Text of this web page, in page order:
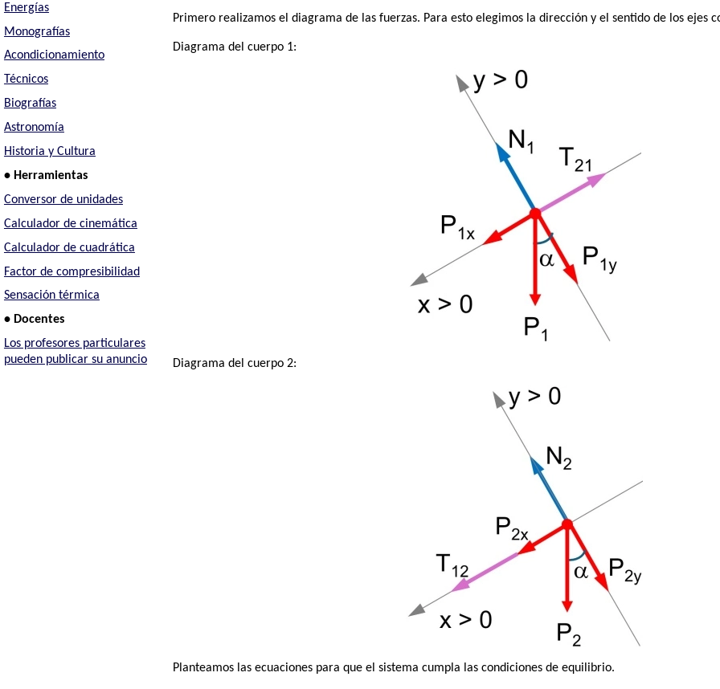
Energías
Monografías
Acondicionamiento
Técnicos
Biografías
Astronomía
Historia y Cultura
• Herramientas
Conversor de unidades
Calculador de cinemática
Calculador de cuadrática
Factor de compresibilidad
Sensación térmica
• Docentes
Los profesores particulares
pueden publicar su anuncio
Primero realizamos el diagrama de las fuerzas. Para esto elegimos la dirección y el sentido de los ejes
Diagrama del cuerpo 1:
Diagrama del cuerpo 2:
Planteamos las ecuaciones para que el sistema cumpla las condiciones de equilibrio.